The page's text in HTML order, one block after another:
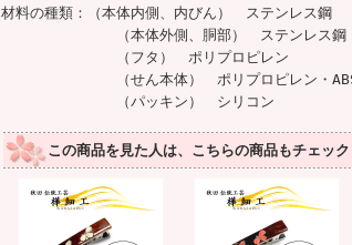
材料の種類：（本体内側、内びん） ステンレス鋼
（本体外側、胴部） ステンレス鋼
（フタ） ポリプロピレン
（せん本体） ポリプロピレン・ABS
（パッキン） シリコン
この商品を見た人は、こちらの商品もチェック